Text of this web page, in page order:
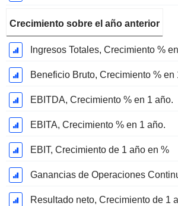
Crecimiento sobre el año anterior
Ingresos Totales, Crecimiento %
Beneficio Bruto, Crecimiento % en
EBITDA, Crecimiento % en 1 año.
EBITA, Crecimiento % en 1 año.
EBIT, Crecimiento de 1 año en %
Resultado neto, Crecimiento de 1